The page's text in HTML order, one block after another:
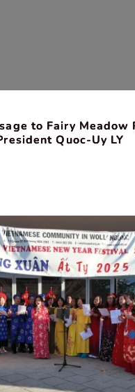
to Fairy Meadow
Quoc-Uy LY